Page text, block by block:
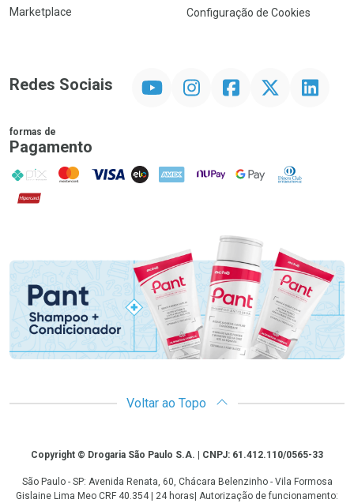
Marketplace
Configuração de Cookies
Redes Sociais InstagramFacebookTwitter Linkedin
formas de
Pagamento
PIX MasterCard
VISA ELO AMEX NuPay Google PayDiners Club
Hipercard
Promoção em Destaque
Voltar ao Topo
CopyrightCopyright © Drogaria São Paulo S.A. | CNPJ: 61.412.110/0565-33
São Paulo - SP: Avenida Renata, 60, Chácara Belenzinho - Vila Formosa
Gislaine Lima Meo CRF 40.354 | 24 horas| Autorização de funcionamento: